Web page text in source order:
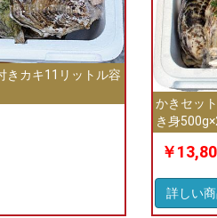
きカキ11リットル容
かきセッ
き身
￥
詳しい